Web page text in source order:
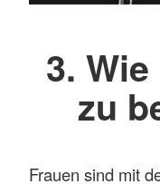
3.
zu
Frauen sind mit